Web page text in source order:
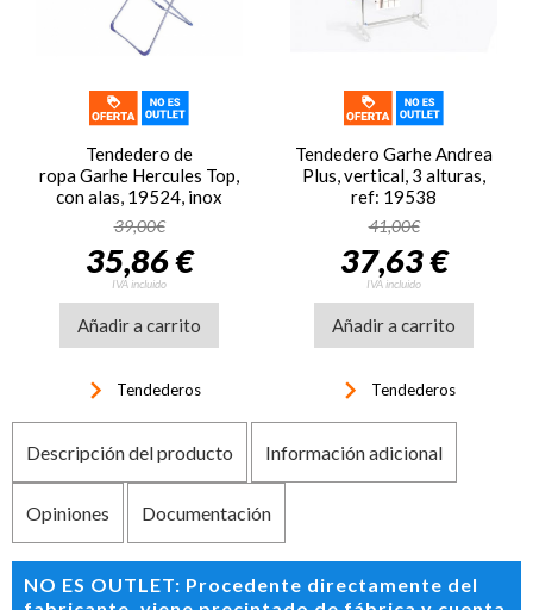
Tendedero de
ropa Garhe Hercules Top,
con alas, 19524, inox
39,00€
35,86 €
IVA incluido
Añadir a carrito
keyboard_arrow_right Tendederos
Tendedero Garhe Andrea
Plus, vertical, 3 alturas,
ref: 19538
41,00€
37,63 €
IVA incluido
Añadir a carrito
keyboard_arrow_right Tendederos
Descripción del producto Información adicional
Opiniones Documentación
NO ES OUTLET: Procedente directamente del